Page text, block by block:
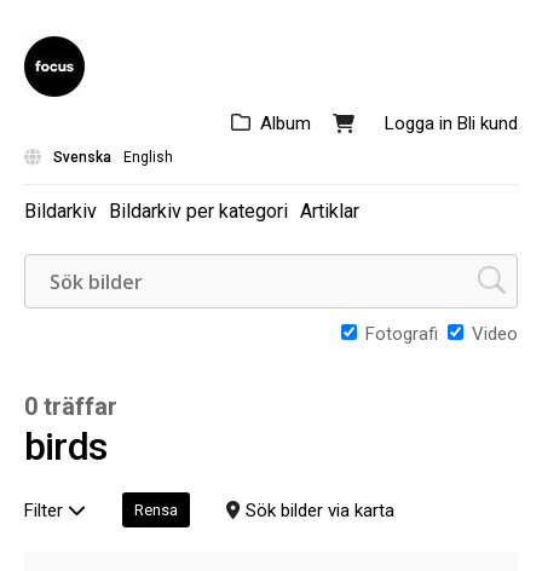
Logga in Bli kund
Album
Svenska English
Bildarkiv Bildarkiv per kategori Artiklar
Fotografi Video
0 träffar
birds
Filter Rensa Sök bilder via karta